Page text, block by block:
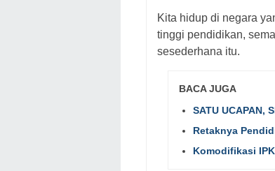
Kita hidup di negara
tinggi pendidikan,
sesederhana itu.
BACA JUGA
SATU UCAPAN,
Retaknya
Komodifikasi